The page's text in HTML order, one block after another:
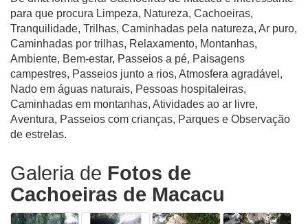
para que procura Limpeza, Natureza, Cachoeiras,
Tranquilidade, Trilhas, Caminhadas pela natureza, Ar puro,
Caminhadas por trilhas, Relaxamento, Montanhas,
Ambiente, Bem-estar, Passeios a pé, Paisagens
campestres, Passeios junto a rios, Atmosfera agradável,
Nado em águas naturais, Pessoas hospitaleiras,
Caminhadas em montanhas, Atividades ao ar livre,
Aventura, Passeios com crianças, Parques e Observação
de estrelas.
Galeria de Fotos de
Cachoeiras de Macacu